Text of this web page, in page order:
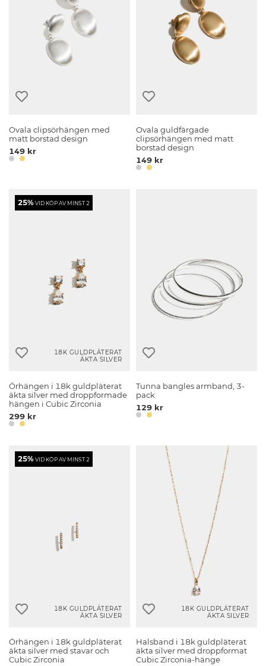
Ovala clipsörhängen med
matt borstad design
149 kr
Ovala guldfärgade
clipsörhängen med matt
borstad design
149 kr
25%VID KÖP AV MINST 2
18K GULDPLÄTERAT
ÄKTA SILVER
Örhängen i 18k guldpläterat
äkta silver med droppformade
hängen i Cubic Zirconia
299 kr
Tunna bangles armband, 3-
pack
129 kr
25%VID KÖP AV MINST 2
18K GULDPLÄTERAT
ÄKTA SILVER
Örhängen i 18k guldpläterat
äkta silver med stavar och
Cubic Zirconia
18K GULDPLÄTERAT
ÄKTA SILVER
Halsband i 18k guldpläterat
äkta silver med droppformat
Cubic Zirconia-hänge